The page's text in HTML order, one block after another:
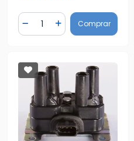
Diminuir Quantidade
Quantidade
Adicionar Quantidade
Comprar